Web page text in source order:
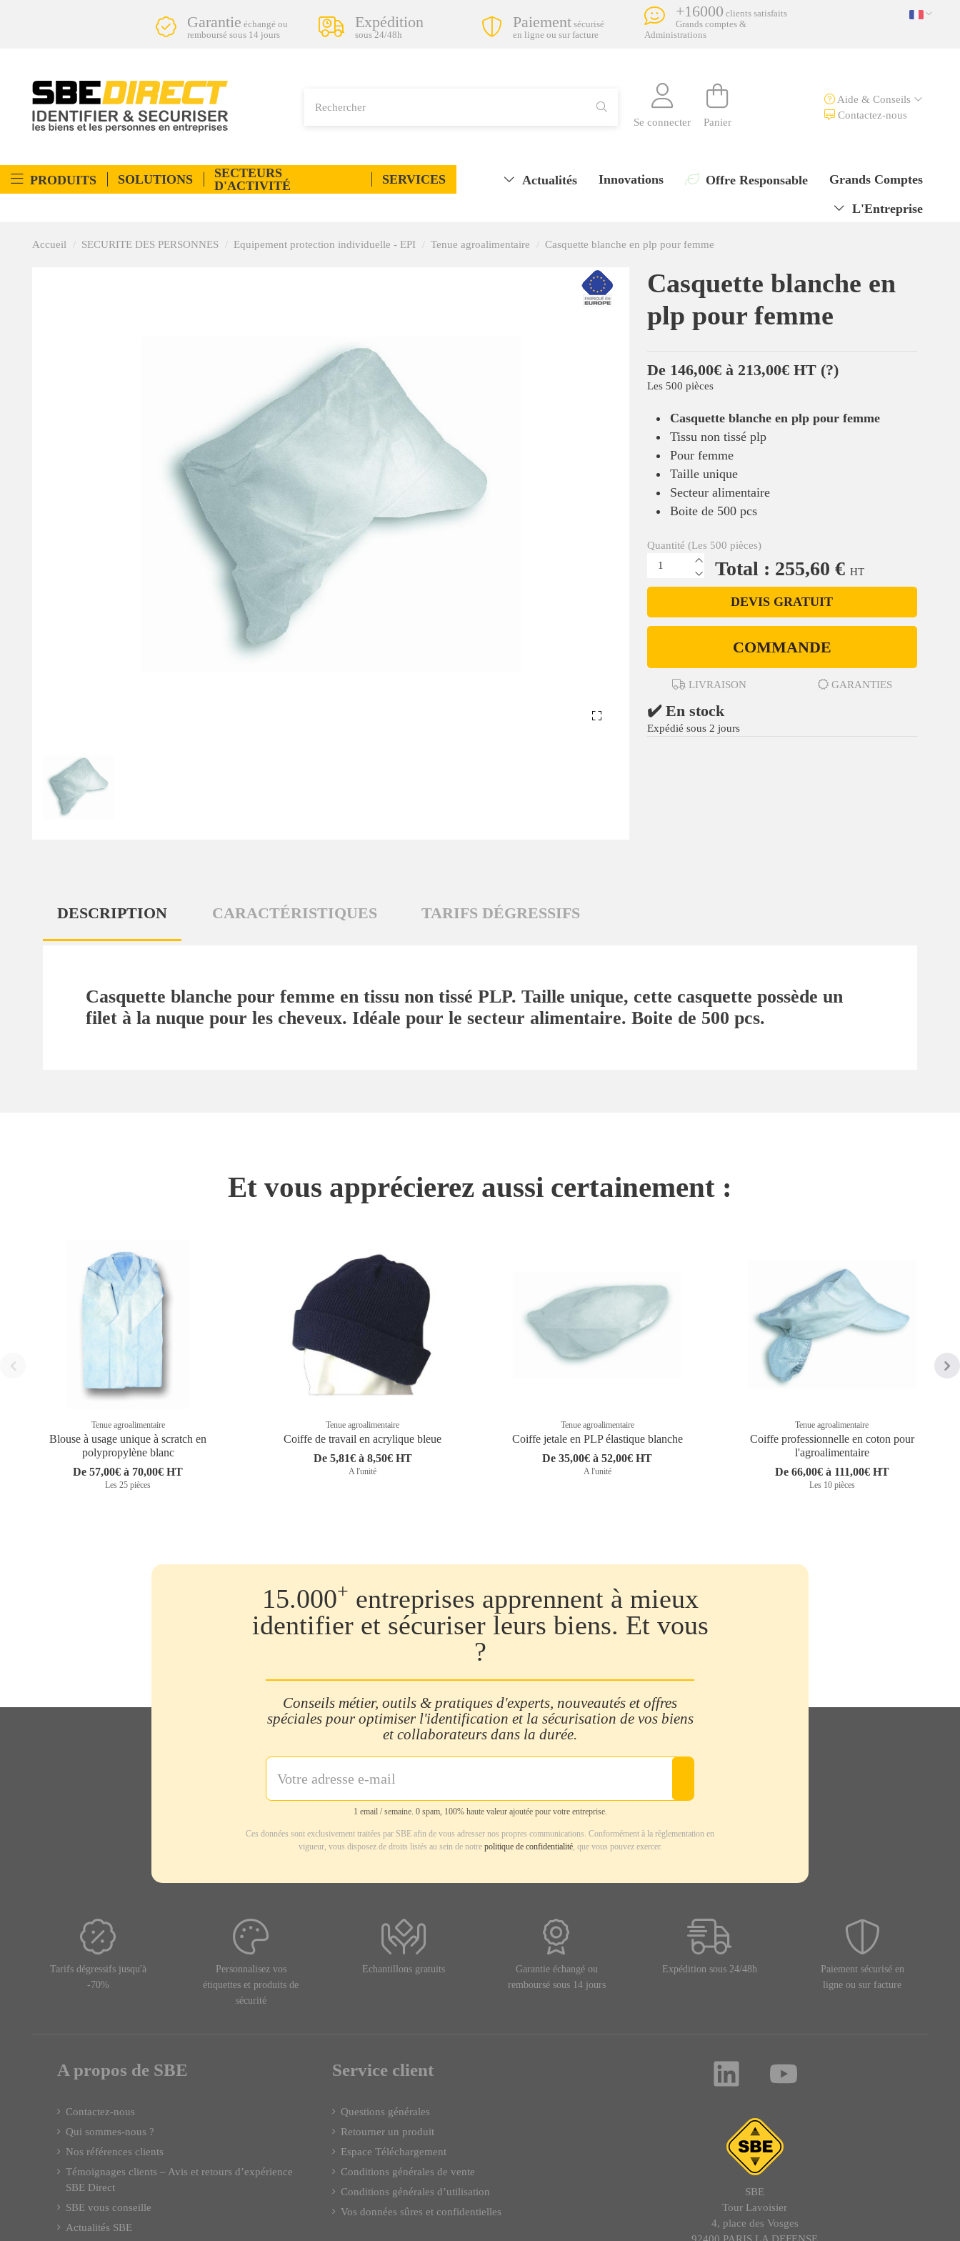
Garantie échangé ou
remboursé sous 14 jours
Expédition
sous 24/48h
Paiement sécurisé
en ligne ou sur facture
+16000 clients satisfaits
Grands comptes &
Administrations
Se connecter Panier
Aide & Conseils
Contactez-nous
PRODUITS SOLUTIONS
SECTEURS
D'ACTIVITÉ
SERVICES Grands Comptes
Offre Responsable
Innovations
Actualités
L'Entreprise
Accueil SECURITE DES PERSONNES Equipement protection individuelle - EPI Tenue agroalimentaire Casquette blanche en plp pour femme
Casquette blanche en
plp pour femme
De 146,00€ à 213,00€ HT (?)
Les 500 pièces
Casquette blanche en plp pour femme
Tissu non tissé plp
Pour femme
Taille unique
Secteur alimentaire
Boite de 500 pcs
Quantité (Les 500 pièces)
Total : 255,60 € HT
DEVIS GRATUIT
COMMANDE
LIVRAISON GARANTIES
✔️ En stock
Expédié sous 2 jours
DESCRIPTION CARACTÉRISTIQUES TARIFS DÉGRESSIFS
Casquette blanche pour femme en tissu non tissé PLP. Taille unique, cette casquette possède un
filet à la nuque pour les cheveux. Idéale pour le secteur alimentaire. Boite de 500 pcs.
Et vous apprécierez aussi certainement :
Tenue agroalimentaire
Blouse à usage unique à scratch en
polypropylène blanc
De 57,00€ à 70,00€ HT
Les 25 pièces
Tenue agroalimentaire
Coiffe de travail en acrylique bleue
De 5,81€ à 8,50€ HT
A l'unité
Tenue agroalimentaire
Coiffe jetale en PLP élastique blanche
De 35,00€ à 52,00€ HT
A l'unité
Tenue agroalimentaire
Coiffe professionnelle en coton pour
l'agroalimentaire
De 66,00€ à 111,00€ HT
Les 10 pièces
15.000+ entreprises apprennent à mieux
identifier et sécuriser leurs biens. Et vous
?
Conseils métier, outils & pratiques d'experts, nouveautés et offres
spéciales pour optimiser l'identification et la sécurisation de vos biens
et collaborateurs dans la durée.
1 email / semaine. 0 spam, 100% haute valeur ajoutée pour votre entreprise.
Ces données sont exclusivement traitées par SBE afin de vous adresser nos propres communications. Conformément à la règlementation en
vigueur, vous disposez de droits listés au sein de notre politique de confidentialité, que vous pouvez exercer.
Tarifs dégressifs jusqu'à
-70%
Personnalisez vos
étiquettes et produits de
sécurité
Echantillons gratuits
Garantie échangé ou
remboursé sous 14 jours
Expédition sous 24/48h
Paiement sécurisé en
ligne ou sur facture
A propos de SBE
Contactez-nous
Qui sommes-nous ?
Nos références clients
Témoignages clients – Avis et retours d’expérience
SBE Direct
SBE vous conseille
Actualités SBE
Service client
Questions générales
Retourner un produit
Espace Téléchargement
Conditions générales de vente
Conditions générales d’utilisation
Vos données sûres et confidentielles
SBE
Tour Lavoisier
4, place des Vosges
92400 PARIS LA DEFENSE